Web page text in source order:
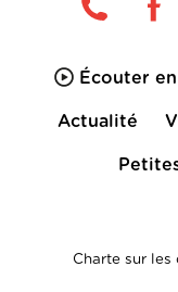
Écouter
Actualité
Charte sur